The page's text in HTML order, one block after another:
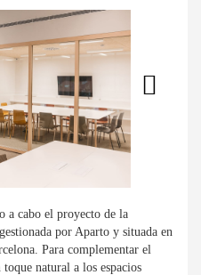
a cabo el proyecto de la
por Aparto y situada en
Para complementar el
natural a los espacios